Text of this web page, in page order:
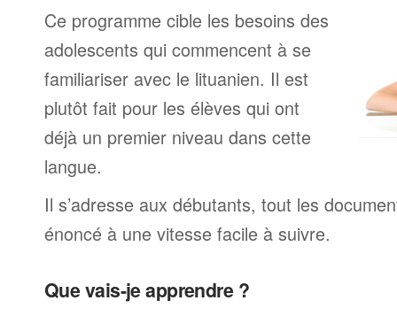
Ce programme cible les besoins des
adolescents qui commencent à se
familiariser avec le lituanien. Il est
plutôt fait pour les élèves qui ont
déjà un premier niveau dans cette
langue.
Il s’adresse aux débutants, tout les
énoncé à une vitesse facile à suivre.
Que vais-je apprendre ?